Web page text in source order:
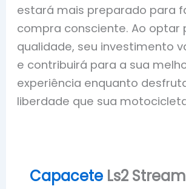
estará mais preparado para
compra consciente. Ao optar
qualidade, seu investimento
e contribuirá para a sua
experiência enquanto
liberdade que sua
CapaceteLs2 Stream